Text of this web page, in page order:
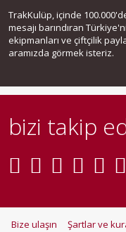
TrakKulüp, içinde
mesajı barındıran
ekipmanları ve çiftçilik
aramızda görmek isteriz.
bizi takip
Bize ulaşın Şartlar ve